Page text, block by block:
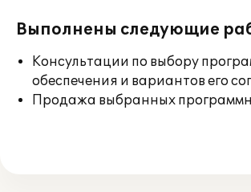
Выполнены следующие
Консультации по выбору
обеспечения и вариантов его
Продажа выбранных